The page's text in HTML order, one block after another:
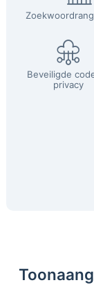
Beveiligde
privacy